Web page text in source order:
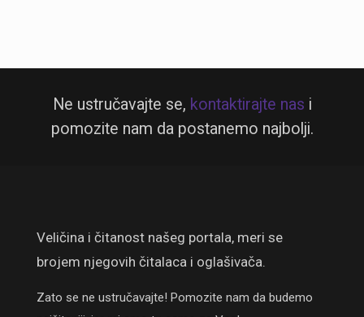
Ne ustručavajte se, kontaktirajte nas i
pomozite nam da postanemo najbolji.
Veličina i čitanost našeg portala, meri se
brojem njegovih čitalaca i oglašivača.
Zato se ne ustručavajte! Pomozite nam da budemo